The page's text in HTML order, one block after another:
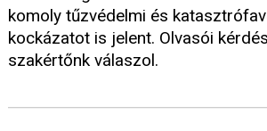
komoly tűzvédelmi és
kockázatot is jelent. Olvasói
szakértőnk válaszol.